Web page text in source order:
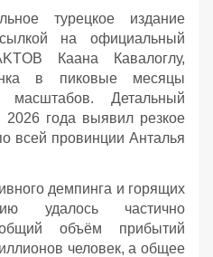
турецкое издание
на официальный
Каана Кавалоглу,
в пиковые месяцы
масштабов. Детальный
2026 года выявил резкое
всей провинции Анталья
демпинга и горящих
удалось частично
объём прибытий
человек, а общее